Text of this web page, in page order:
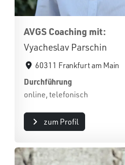
AVGS Coaching mit:
Vyacheslav Parschin
60311 Frankfurt am Main
Durchführung
online, telefonisch
zum Profil